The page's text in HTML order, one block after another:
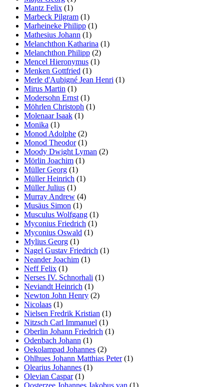
Mantz Felix (1)
Marbeck Pilgram (1)
Marheineke Philipp (1)
Mathesius Johann (1)
Melanchthon Katharina (1)
Melanchthon Philipp (2)
Mencel Hieronymus (1)
Menken Gottfried (1)
Merle d'Aubigné Jean Henri (1)
Mirus Martin (1)
Modersohn Ernst (1)
Möhrlen Christoph (1)
Molenaar Isaak (1)
Monika (1)
Monod Adolphe (2)
Monod Theodor(1)
Moody Dwight Lyman (2)
Mörlin Joachim (1)
Müller Georg (1)
Müller Heinrich (1)
Müller Julius (1)
Murray Andrew (4)
Musäus Simon (1)
Musculus Wolfgang (1)
Myconius Friedrich (1)
Myconius Oswald (1)
Mylius Georg (1)
Nagel Gustav Friedrich (1)
Neander Joachim (1)
Neff Felix (1)
Nerses IV. Schnorhali (1)
Neviandt Heinrich (1)
Newton John Henry (2)
Nicolaas (1)
Nielsen Fredrik Kristian (1)
Nitzsch Carl Immanuel (1)
Oberlin Johann Friedrich (1)
Odenbach Johann (1)
Oekolampad Johannes (2)
Ohlhues Johann Matthias Peter(1)
Olearius Johannes (1)
Olevian Caspar(1)
Oosterzee Johannes Jakobus van (1)